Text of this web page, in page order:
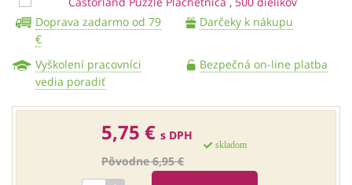
Doprava zadarmo od 79
€
Darčeky k nákupu
Vyškolení pracovníci
vedia poradiť
Bezpečná on-line platba
5,75 € s DPH
Pôvodne 6,95 €
skladom